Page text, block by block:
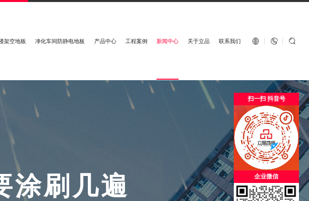
架空地板 净化车间防静电地板 产品中心 工程案例 新闻中心 关于立品 联系我们 English  
涂刷 几遍
扫一扫 抖音号
企业微信